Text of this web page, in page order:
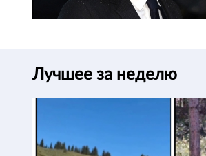
Лучшее за неделю